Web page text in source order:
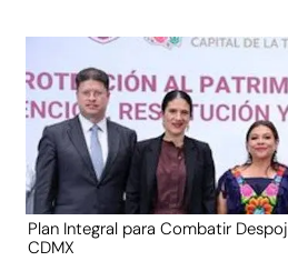
Plan Integral para Combatir
CDMX